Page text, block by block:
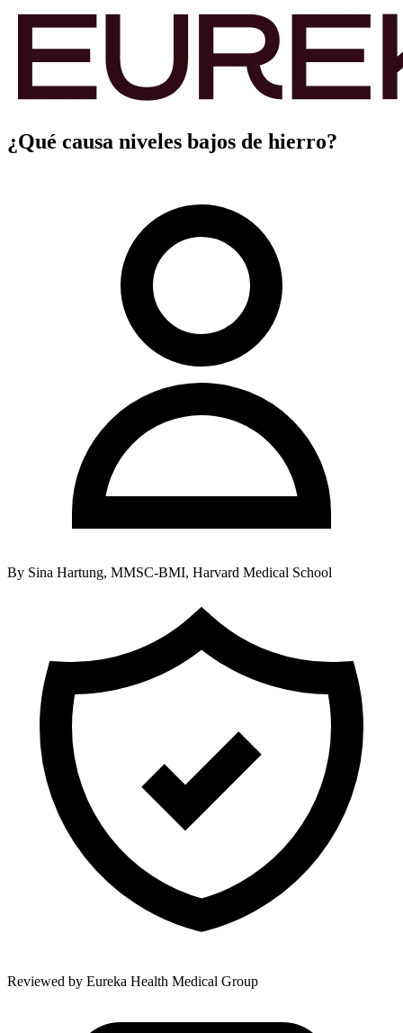
¿Qué causa niveles bajos de hierro?
By Sina Hartung, MMSC-BMI, Harvard Medical School
Reviewed by Eureka Health Medical Group